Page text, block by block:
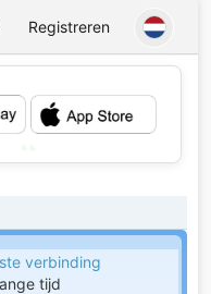
Registreren
💕
verbinding
tijd